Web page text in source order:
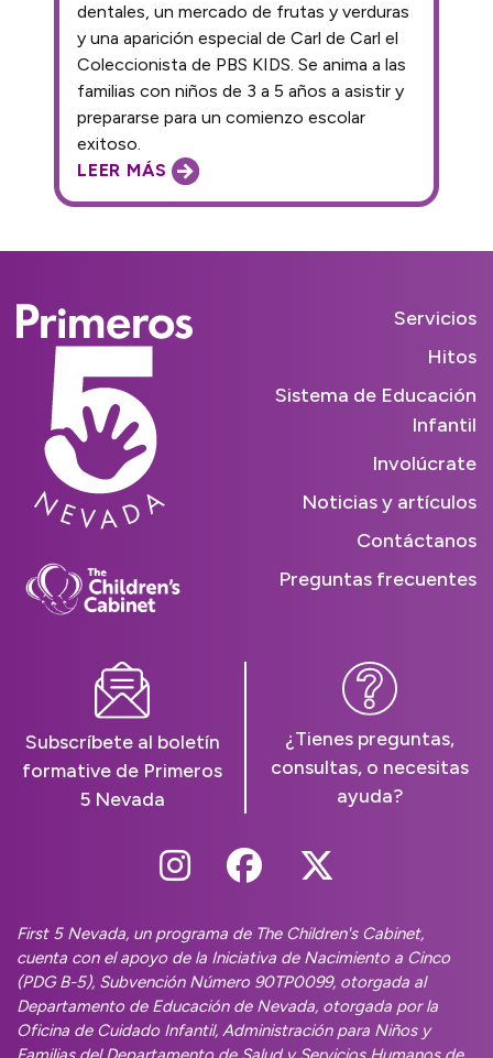
LEER MÁS
dentales, un mercado de frutas y verduras
y una aparición especial de Carl de Carl el
Coleccionista de PBS KIDS. Se anima a las
familias con niños de 3 a 5 años a asistir y
prepararse para un comienzo escolar
exitoso.
Servicios
Hitos
Sistema de Educación
Infantil
Involúcrate
Noticias y artículos
Contáctanos
Preguntas frecuentes
Subscríbete al boletín
formative de Primeros
5 Nevada
¿Tienes preguntas,
consultas, o necesitas
ayuda?
Follow Us On
Follow Us On
Follow Us
First 5 Nevada, un programa de The Children's Cabinet,
cuenta con el apoyo de la Iniciativa de Nacimiento a Cinco
(PDG B-5), Subvención Número 90TP0099, otorgada al
Departamento de Educación de Nevada, otorgada por la
Oficina de Cuidado Infantil, Administración para Niños y